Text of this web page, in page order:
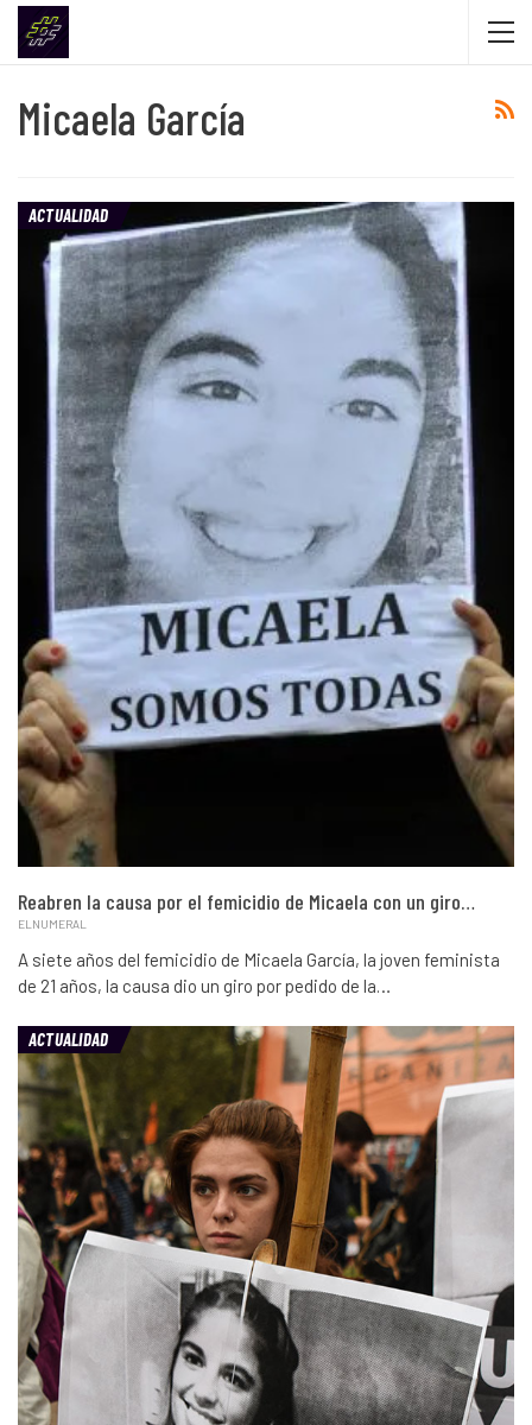
Micaela García
ACTUALIDAD
Reabren la causa por el femicidio de Micaela con un giro…
ELNUMERAL
A siete años del femicidio de Micaela García, la joven feminista
de 21 años, la causa dio un giro por pedido de la…
ACTUALIDAD